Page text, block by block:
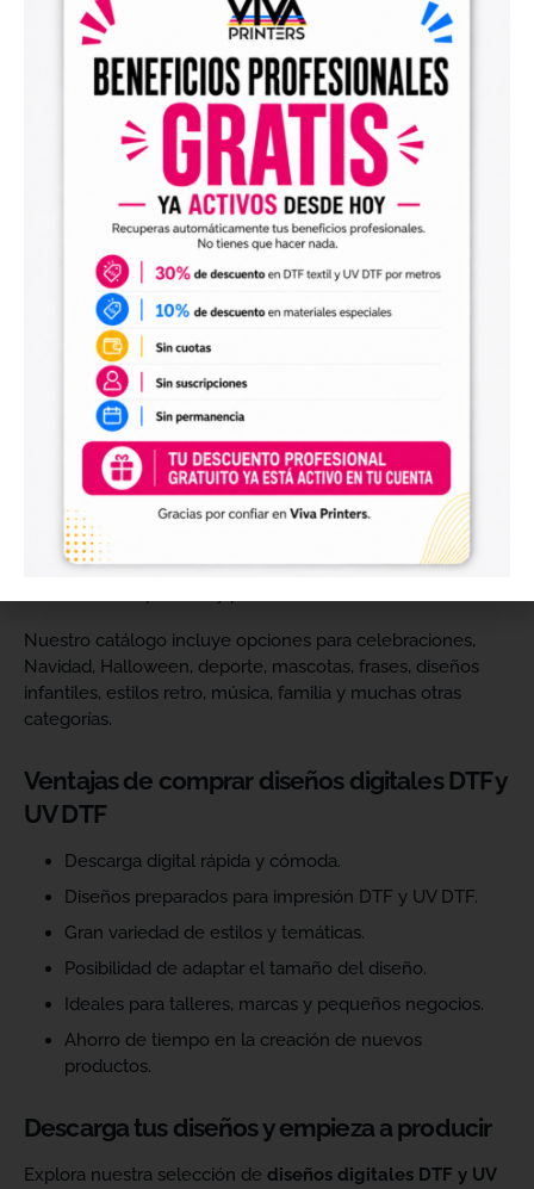
el archivo en tu programa de impresión y producirlo con tu
maquinaria DTF.
Diseños digitales para impresión UV DTF
También encontrarás diseños digitales para UV DTF
perfectos para personalizar vasos, botellas, termos, cajas,
envases, artículos promocionales y otras superficies rígidas
Estos diseños permiten incorporar nuevas opciones a tu
catálogo de personalización de objetos y preparar
producciones propias utilizando tu impresora UV DTF o tu
proveedor habitual de impresión.
Archivos digitales para negocios de
personalización
Comprar diseños digitales es una solución práctica para
profesionales que quieren ahorrar tiempo, renovar su
catálogo y ofrecer más variedad de productos a sus
clientes. Podrás escoger diseños de diferentes estilos,
Nuestro catálogo incluye opciones para celebraciones,
Navidad, Halloween, deporte, mascotas, frases, diseños
infantiles, estilos retro, música, familia y muchas otras
categorías.
Ventajas de comprar diseños digitales DTF y
UV DTF
Descarga digital rápida y cómoda.
Diseños preparados para impresión DTF y UV DTF.
Gran variedad de estilos y temáticas.
Posibilidad de adaptar el tamaño del diseño.
Ideales para talleres, marcas y pequeños negocios.
Ahorro de tiempo en la creación de nuevos
productos.
Descarga tus diseños y empieza a producir
Explora nuestra selección de diseños digitales DTF y UV